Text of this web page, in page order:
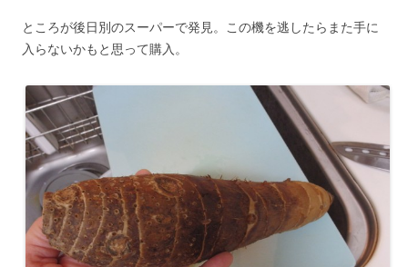
ところが後日別のスーパーで発見。この機を逃したらまた手に
入らないかもと思って購入。